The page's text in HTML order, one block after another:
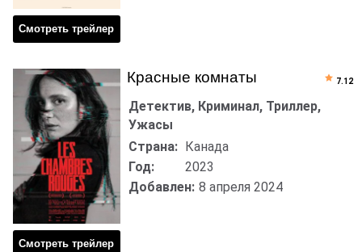
Смотреть трейлер
Красные комнаты
Смотреть трейлер
Детектив, Криминал, Триллер,
Ужасы
Страна: Канада
Год:
2023
Добавлен: 8 апреля 2024
7.12